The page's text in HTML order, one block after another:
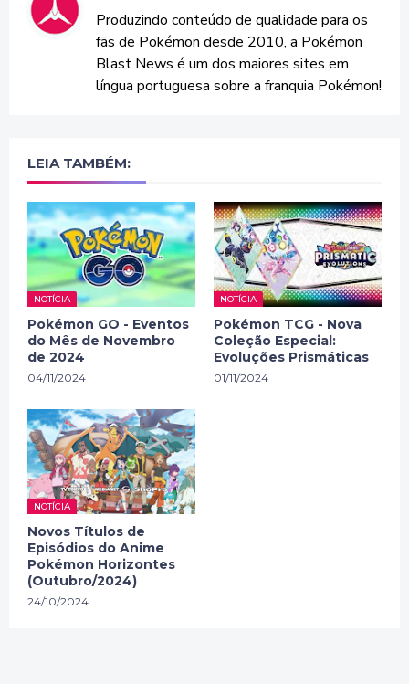
Produzindo conteúdo de qualidade para os
fãs de Pokémon desde 2010, a Pokémon
Blast News é um dos maiores sites em
língua portuguesa sobre a franquia Pokémon!
LEIA TAMBÉM:
NOTÍCIA
Pokémon GO - Eventos
do Mês de Novembro
de 2024
04/11/2024
NOTÍCIA
Pokémon TCG - Nova
Coleção Especial:
Evoluções Prismáticas
01/11/2024
NOTÍCIA
Novos Títulos de
Episódios do Anime
Pokémon Horizontes
(Outubro/2024)
24/10/2024